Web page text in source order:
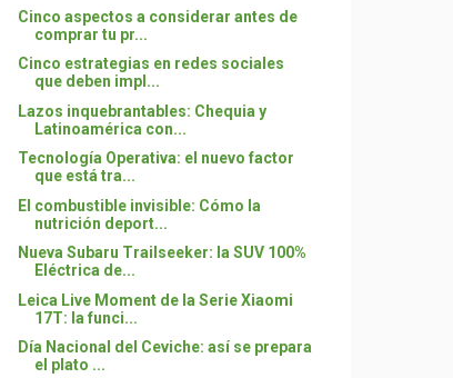
Cinco aspectos a considerar antes de
comprar tu pr...
Cinco estrategias en redes sociales
que deben impl...
Lazos inquebrantables: Chequia y
Latinoamérica con...
Tecnología Operativa: el nuevo factor
que está tra...
El combustible invisible: Cómo la
nutrición deport...
Nueva Subaru Trailseeker: la SUV 100%
Eléctrica de...
Leica Live Moment de la Serie Xiaomi
17T: la funci...
Día Nacional del Ceviche: así se prepara
el plato ...